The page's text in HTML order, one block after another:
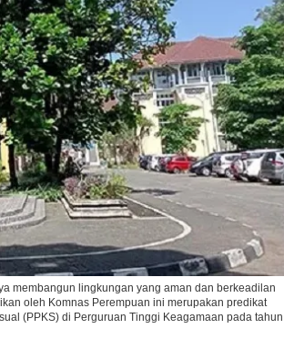
Kami di:
membangun lingkungan yang aman dan berkeadilan
oleh Komnas Perempuan ini merupakan predikat
(PPKS) di Perguruan Tinggi Keagamaan pada tahun